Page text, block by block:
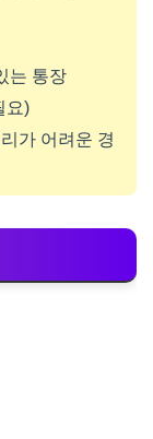
는 통장
요)
가 어려운 경